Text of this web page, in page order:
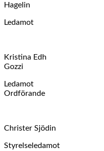
Hagelin
Kristina
Gozzi
Ordförande
Christer Sjödin
Styrelseledamot